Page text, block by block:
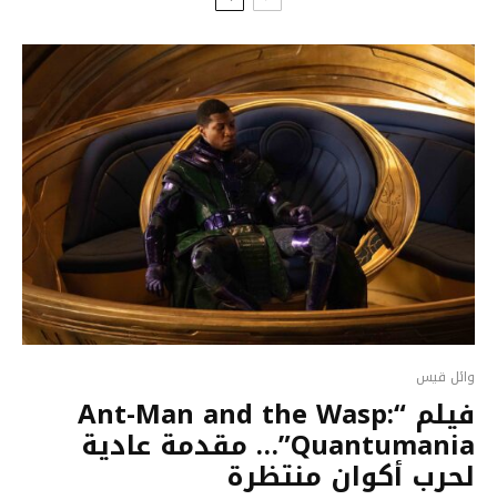
وائل قيس
فيلم “Ant-Man and the Wasp:
Quantumania”… مقدمة عادية
لحرب أكوان منتظرة